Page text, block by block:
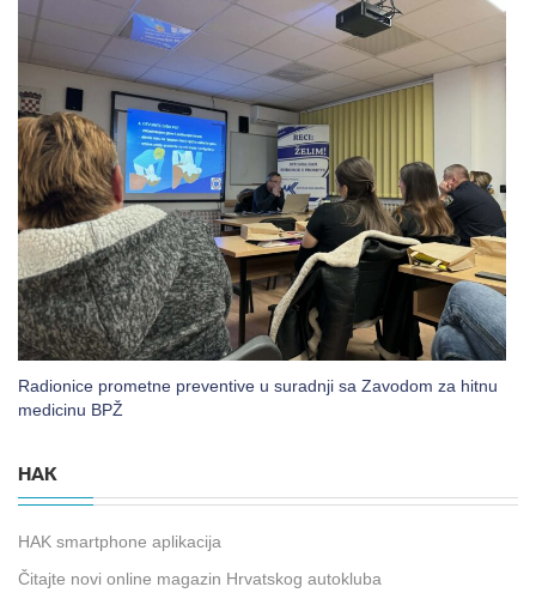
Radionice prometne preventive u suradnji sa Zavodom za hitnu
medicinu BPŽ
HAK
HAK smartphone aplikacija
Čitajte novi online magazin Hrvatskog autokluba